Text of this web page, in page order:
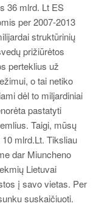
36 mlrd. Lt ES
per 2007-2013
struktūrinių
prižiūrėtos
perteklius už
o tai netiko
dėl to miljardiniai
pastatyti
Taigi, mūsų
mlrd.Lt. Tiksliau
dar Miuncheno
Lietuvai
į savo vietas. Per
suskaičiuoti.